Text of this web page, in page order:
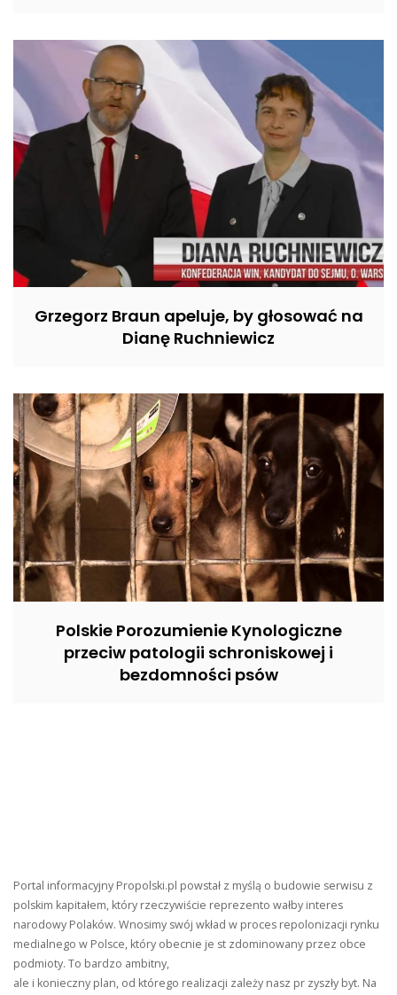
Grzegorz Braun apeluje, by głosować na
Dianę Ruchniewicz
Polskie Porozumienie Kynologiczne
przeciw patologii schroniskowej i
bezdomności psów
Portal informacyjny Propolski.pl powstał z myślą o budowie serwisu z
polskim kapitałem, który rzeczywiście reprezento wałby interes
narodowy Polaków. Wnosimy swój wkład w proces repolonizacji rynku
medialnego w Polsce, który obecnie je st zdominowany przez obce
podmioty. To bardzo ambitny,
ale i konieczny plan, od którego realizacji zależy nasz pr zyszły byt. Na